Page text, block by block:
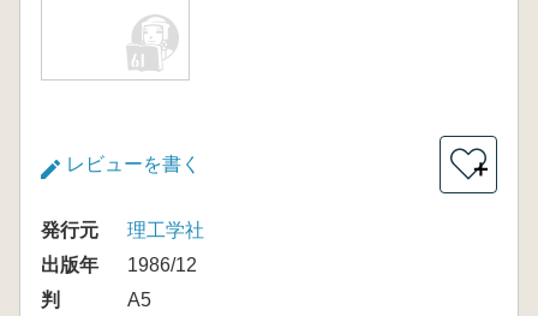
レビューを書く ＋
発行元
理工学社
出版年
1986/12
判
A5